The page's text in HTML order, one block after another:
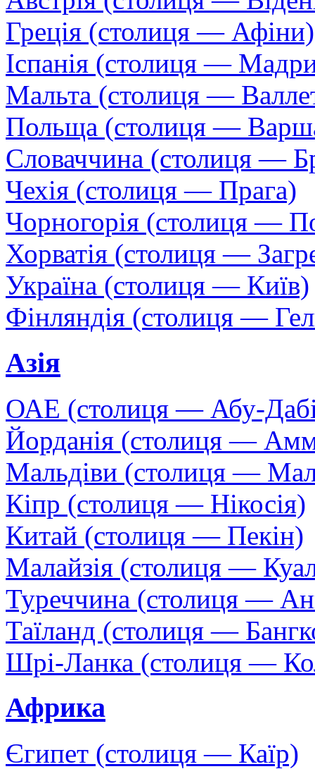
Греція (столиця — Афіни)
Іспанія (столиця —
Мальта (столиця —
Польща (столиця —
Словаччина (столиця —
Чехія (столиця — Прага)
Чорногорія (столиця —
Хорватія (столиця —
Україна (столиця — Київ)
Фінляндія (столиця —
Азія
ОАЕ (столиця — Абу-
Йорданія (столиця —
Мальдіви (столиця —
Кіпр (столиця — Нікосія)
Китай (столиця — Пекін)
Малайзія (столиця —
Туреччина (столиця —
Таїланд (столиця —
Шрі-Ланка (столиця —
Африка
Єгипет (столиця — Каїр)